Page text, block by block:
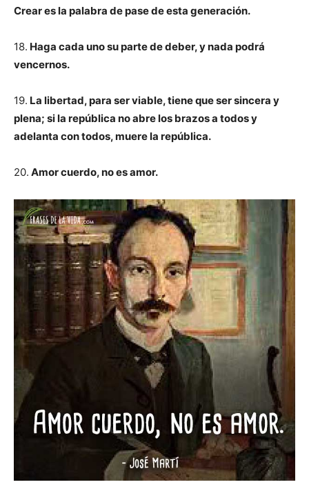
Crear es la palabra de pase de esta generación.
18. Haga cada uno su parte de deber, y nada podrá
vencernos.
19. La libertad, para ser viable, tiene que ser sincera y
plena; si la república no abre los brazos a todos y
adelanta con todos, muere la república.
20. Amor cuerdo, no es amor.